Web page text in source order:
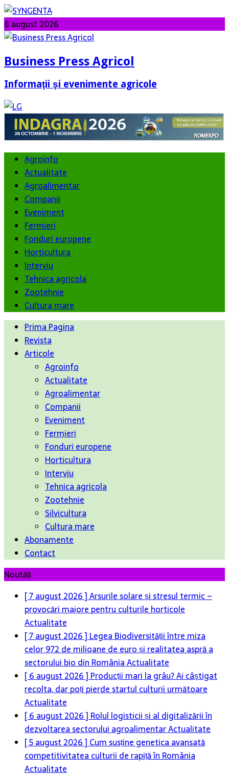
8 august 2026
Business Press Agricol
Informaţii şi evenimente agricole
Agroinfo
Actualitate
Agroalimentar
Companii
Eveniment
Fermieri
Fonduri europene
Horticultura
Interviu
Tehnica agricola
Zootehnie
Cultura mare
Prima Pagina
Revista
Articole
Agroinfo
Actualitate
Agroalimentar
Companii
Eveniment
Fermieri
Fonduri europene
Horticultura
Interviu
Tehnica agricola
Zootehnie
Silvicultura
Cultura mare
Abonamente
Contact
Noutăți
[ 7 august 2026 ]Arsurile solare și stresul termic –
provocări majore pentru culturile horticole
Actualitate
[ 7 august 2026 ] Legea Biodiversității între miza
celor 972 de milioane de euro și realitatea aspră a
sectorului bio din RomâniaActualitate
[ 6 august 2026 ] Producții mari la grâu? Ai câștigat
recolta, dar poți pierde startul culturii următoare
Actualitate
[ 6 august 2026 ] Rolul logisticii și al digitalizării în
dezvoltarea sectorului agroalimentarActualitate
[ 5 august 2026 ] Cum susține genetica avansată
competitivitatea culturii de rapiță în România
Actualitate